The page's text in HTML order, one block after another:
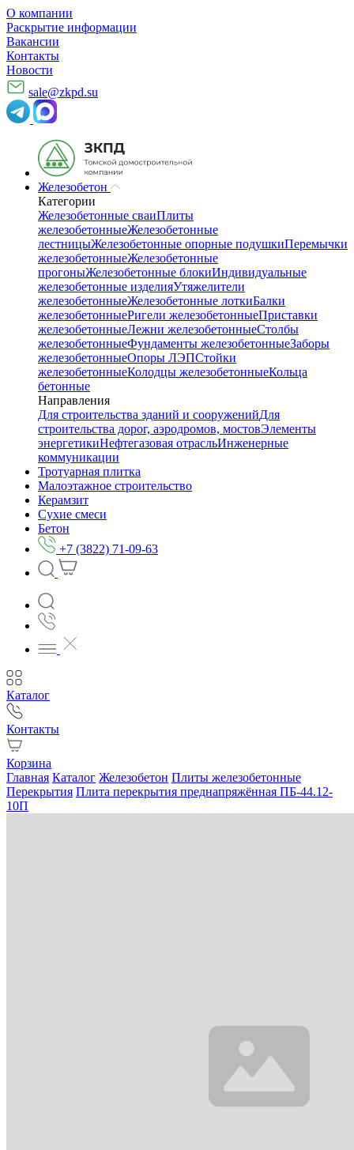
О компании
Раскрытие информации
Вакансии
Контакты
Новости
sale@zkpd.su
Железобетон
Категории
Железобетонные сваиПлиты
железобетонныеЖелезобетонные
лестницыЖелезобетонные опорные подушкиПеремычки
железобетонныеЖелезобетонные
прогоныЖелезобетонные блокиИндивидуальные
железобетонные изделияУтяжелители
железобетонныеЖелезобетонные лоткиБалки
железобетонныеРигели железобетонныеПриставки
железобетонныеЛежни железобетонныеСтолбы
железобетонныеФундаменты железобетонныеЗаборы
железобетонныеОпоры ЛЭПСтойки
железобетонныеКолодцы железобетонныеКольца
бетонные
Направления
Для строительства зданий и сооруженийДля
строительства дорог, аэродромов, мостовЭлементы
энергетикиНефтегазовая отрасльИнженерные
коммуникации
Тротуарная плитка
Малоэтажное строительство
Керамзит
Сухие смеси
Бетон
+7 (3822) 71-09-63
Каталог
Контакты
Корзина
Главная Каталог Железобетон Плиты железобетонные
Перекрытия Плита перекрытия преднапряжённая ПБ-44.12-
10П